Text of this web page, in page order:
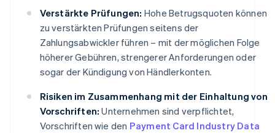
Verstärkte Prüfungen: Hohe Betrugsquoten können
zu verstärkten Prüfungen seitens der
Zahlungsabwickler führen – mit der möglichen Folge
höherer Gebühren, strengerer Anforderungen oder
sogar der Kündigung von Händlerkonten.
Risiken im Zusammenhang mit der Einhaltung von
Vorschriften: Unternehmen sind verpflichtet,
Vorschriften wie den Payment Card Industry Data